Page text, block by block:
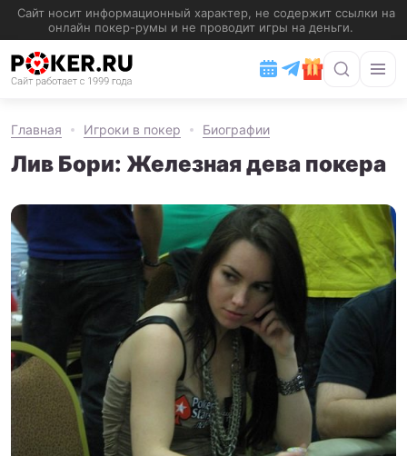
Главная Игроки в покер Биографии
Лив Бори: Железная дева покера